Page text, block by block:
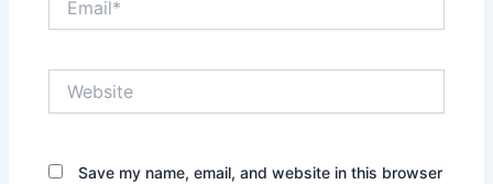
Save my name, email, and website in this browser